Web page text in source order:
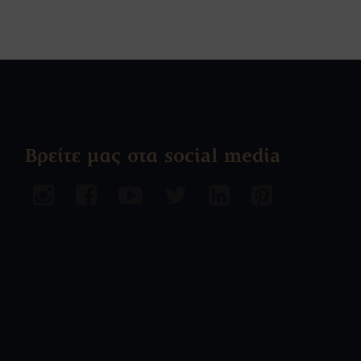
Βρείτε μας στα social media